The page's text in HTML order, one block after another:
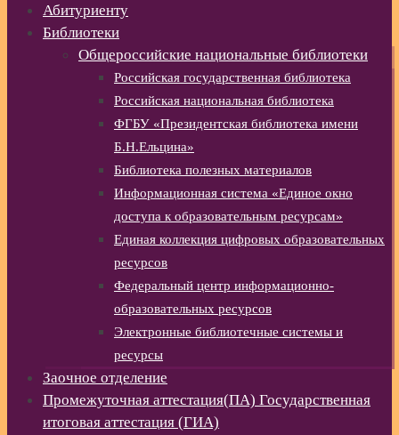
Абитуриенту
Библиотеки
Общероссийские национальные библиотеки
Российская государственная библиотека
Российская национальная библиотека
ФГБУ «Президентская библиотека имени
Б.Н.Ельцина»
Библиотека полезных материалов
Информационная система «Единое окно
доступа к образовательным ресурсам»
Единая коллекция цифровых образовательных
ресурсов
Федеральный центр информационно-
образовательных ресурсов
Электронные библиотечные системы и
ресурсы
Заочное отделение
Промежуточная аттестация(ПА) Государственная
итоговая аттестация (ГИА)